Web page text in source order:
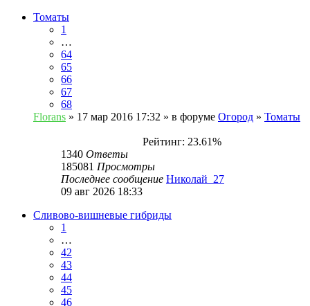
Томаты
1
…
64
65
66
67
68
Florans » 17 мар 2016 17:32 » в форуме Огород » Томаты
Рейтинг: 23.61%
1340 Ответы
185081 Просмотры
Последнее сообщение Николай_27
09 авг 2026 18:33
Сливово-вишневые гибриды
1
…
42
43
44
45
46